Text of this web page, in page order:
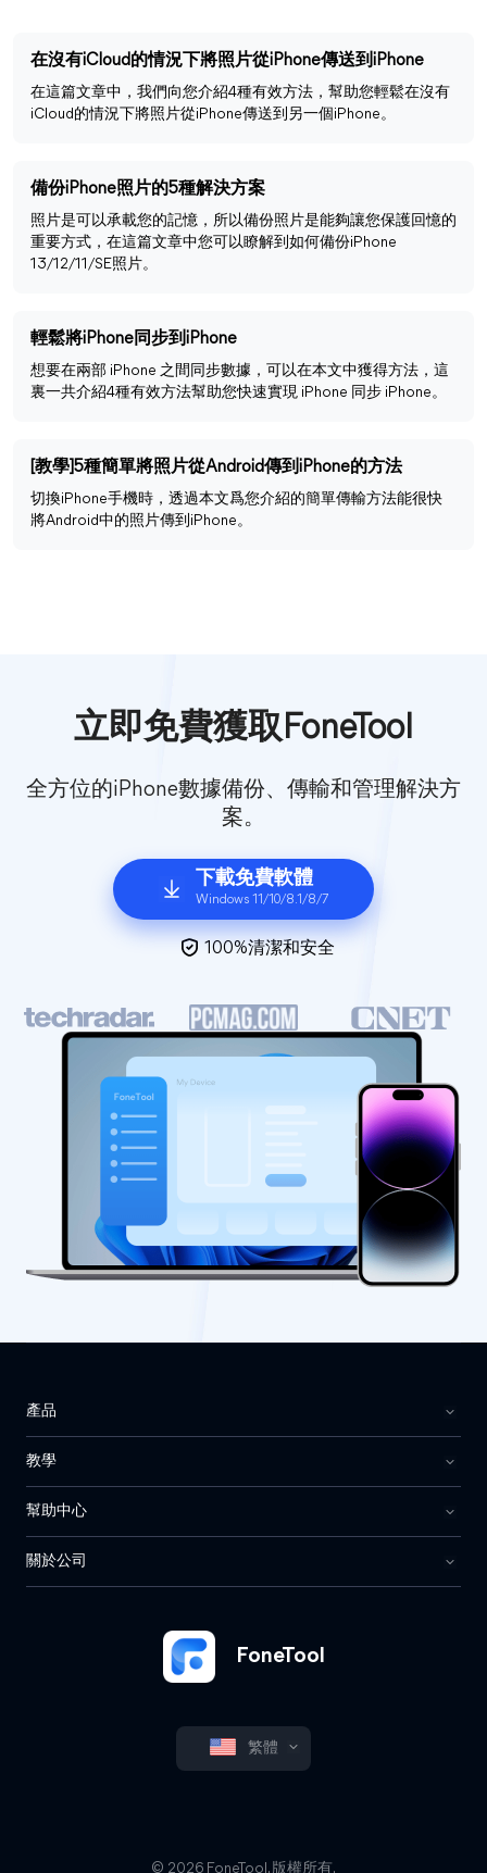
在沒有iCloud的情況下將照片從iPhone傳送到iPhone
在這篇文章中，我們向您介紹4種有效方法，幫助您輕鬆在沒有
iCloud的情況下將照片從iPhone傳送到另一個iPhone。
備份iPhone照片的5種解決方案
照片是可以承載您的記憶，所以備份照片是能夠讓您保護回憶的
重要方式，在這篇文章中您可以瞭解到如何備份iPhone
13/12/11/SE照片。
輕鬆將iPhone同步到iPhone
想要在兩部 iPhone 之間同步數據，可以在本文中獲得方法，這
裏一共介紹4種有效方法幫助您快速實現 iPhone 同步 iPhone。
[教學]5種簡單將照片從Android傳到iPhone的方法
切換iPhone手機時，透過本文爲您介紹的簡單傳輸方法能很快
將Android中的照片傳到iPhone。
立即免費獲取FoneTool
全方位的iPhone數據備份、傳輸和管理解決方
案。
下載免費軟體
Windows 11/10/8.1/8/7
100%清潔和安全
FoneTool
繁體
產品
教學
幫助中心
關於公司
© 2026 FoneTool. 版權所有.